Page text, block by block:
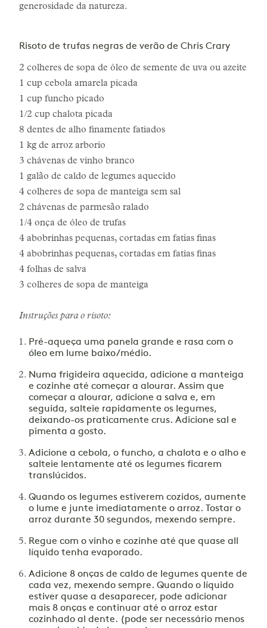
generosidade da natureza.
Risoto de trufas negras de verão de Chris Crary
2 colheres de sopa de óleo de semente de uva ou azeite
1 cup cebola amarela picada
1 cup funcho picado
1/2 cup chalota picada
8 dentes de alho finamente fatiados
1 kg de arroz arborio
3 chávenas de vinho branco
1 galão de caldo de legumes aquecido
4 colheres de sopa de manteiga sem sal
2 chávenas de parmesão ralado
1/4 onça de óleo de trufas
4 abobrinhas pequenas, cortadas em fatias finas
4 abobrinhas pequenas, cortadas em fatias finas
4 folhas de salva
3 colheres de sopa de manteiga
Instruções para o risoto:
Pré-aqueça uma panela grande e rasa com o
óleo em lume baixo/médio.
Numa frigideira aquecida, adicione a manteiga
e cozinhe até começar a alourar. Assim que
começar a alourar, adicione a salva e, em
seguida, salteie rapidamente os legumes,
deixando-os praticamente crus. Adicione sal e
pimenta a gosto.
Adicione a cebola, o funcho, a chalota e o alho e
salteie lentamente até os legumes ficarem
translúcidos.
Quando os legumes estiverem cozidos, aumente
o lume e junte imediatamente o arroz. Tostar o
arroz durante 30 segundos, mexendo sempre.
Regue com o vinho e cozinhe até que quase all
líquido tenha evaporado.
Adicione 8 onças de caldo de legumes quente de
cada vez, mexendo sempre. Quando o líquido
estiver quase a desaparecer, pode adicionar
mais 8 onças e continuar até o arroz estar
cozinhado al dente. (pode ser necessário menos